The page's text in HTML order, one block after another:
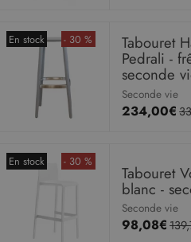
En stock - 30 % Tabouret
Pedrali -
seconde
Seconde vie
234,00€
En stock - 30 %
Tabouret
blanc -
Seconde vie
98,08€